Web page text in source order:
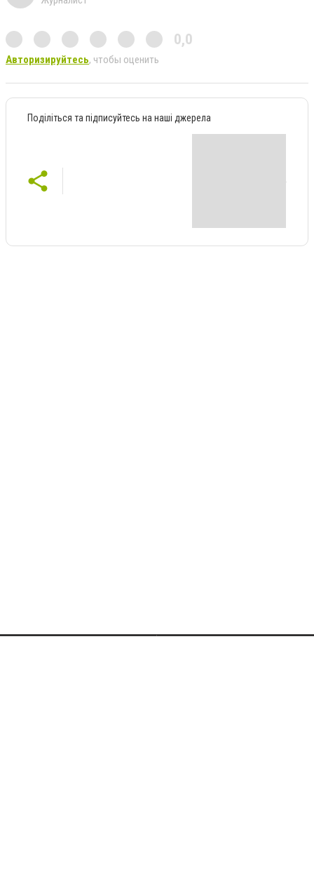
0,0
Авторизируйтесь, чтобы оценить
Поділіться та підписуйтесь на наші джерела